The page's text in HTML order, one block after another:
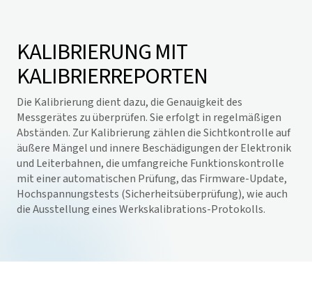
KALIBRIERUNG MIT
KALIBRIERREPORTEN
Die Kalibrierung dient dazu, die Genauigkeit des
Messgerätes zu überprüfen. Sie erfolgt in regelmäßigen
Abständen. Zur Kalibrierung zählen die Sichtkontrolle auf
äußere Mängel und innere Beschädigungen der Elektronik
und Leiterbahnen, die umfangreiche Funktionskontrolle
mit einer automatischen Prüfung, das Firmware-Update,
Hochspannungstests (Sicherheitsüberprüfung), wie auch
die Ausstellung eines Werkskalibrations-Protokolls.